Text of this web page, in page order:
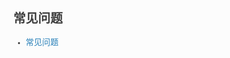
常见问题
常见问题